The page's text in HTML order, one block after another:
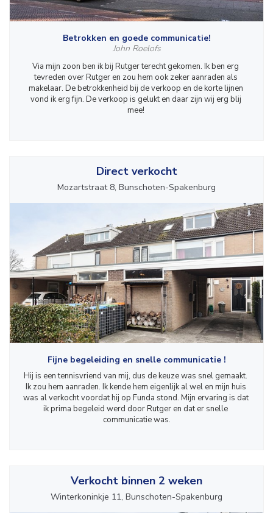
Betrokken en goede communicatie!
John Roelofs
Via mijn zoon ben ik bij Rutger terecht gekomen. Ik ben erg
tevreden over Rutger en zou hem ook zeker aanraden als
makelaar. De betrokkenheid bij de verkoop en de korte lijnen
vond ik erg fijn. De verkoop is gelukt en daar zijn wij erg blij
mee!
Direct verkocht
Mozartstraat 8, Bunschoten-Spakenburg
Fijne begeleiding en snelle communicatie !
Hij is een tennisvriend van mij, dus de keuze was snel gemaakt.
Ik zou hem aanraden. Ik kende hem eigenlijk al wel en mijn huis
was al verkocht voordat hij op Funda stond. Mijn ervaring is dat
ik prima begeleid werd door Rutger en dat er snelle
communicatie was.
Verkocht binnen 2 weken
Winterkoninkje 11, Bunschoten-Spakenburg